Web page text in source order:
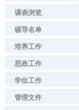
课表浏览
硕导名单
培养工作
思政工作
学位工作
管理文件